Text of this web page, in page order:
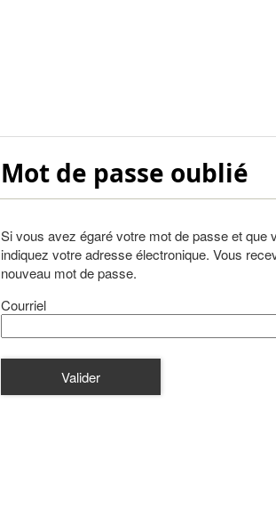
Mot de passe oublié
Si vous avez égaré votre mot de passe et
indiquez votre adresse électronique. Vous
nouveau mot de passe.
Courriel
Valider